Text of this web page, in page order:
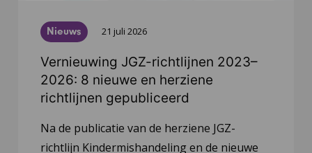
Nieuws 21 juli 2026
Vernieuwing JGZ-richtlijnen 2023–
2026: 8 nieuwe en herziene
richtlijnen gepubliceerd
Na de publicatie van de herziene JGZ-
richtlijn Kindermishandeling en de nieuwe